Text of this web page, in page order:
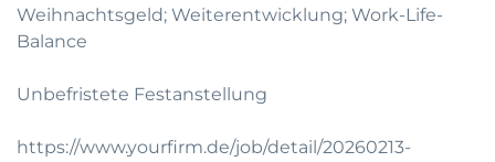
Weihnachtsgeld; Weiterentwicklung; Work-Life-
Balance
Unbefristete Festanstellung
https://www.yourfirm.de/job/detail/20260213-